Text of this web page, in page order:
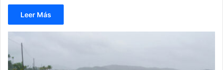
Leer Más